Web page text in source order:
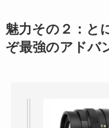
魅力その２：と
ぞ最強のアドバ